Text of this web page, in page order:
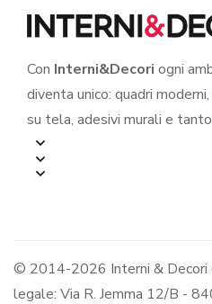
Con Interni&Decori ogni
diventa unico: quadri
su tela, adesivi murali e
© 2014-2026 Interni & Decori
legale: Via R. Jemma 12/B -